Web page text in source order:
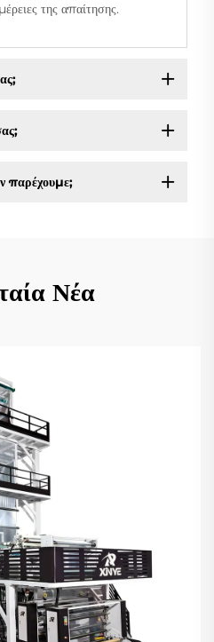
της απαίτησης.
παρέχουμε;
Νέα